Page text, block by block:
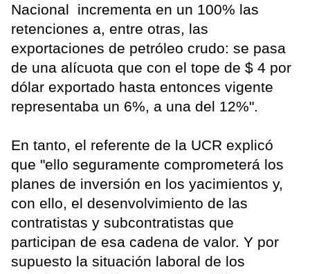
Nacional incrementa en un 100% las
retenciones a, entre otras, las
exportaciones de petróleo crudo: se pasa
de una alícuota que con el tope de $ 4 por
dólar exportado hasta entonces vigente
representaba un 6%, a una del 12%".
En tanto, el referente de la UCR explicó
que "ello seguramente comprometerá los
planes de inversión en los yacimientos y,
con ello, el desenvolvimiento de las
contratistas y subcontratistas que
participan de esa cadena de valor. Y por
supuesto la situación laboral de los